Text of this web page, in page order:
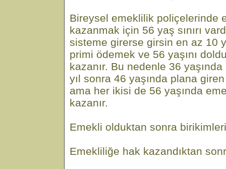
Bireysel emeklilik poliçelerinde
kazanmak için 56 yaş sınırı
sisteme girerse girsin en az 10
primi ödemek ve 56 yaşını
kazanır. Bu nedenle 36
yıl sonra 46 yaşında plana
ama her ikisi de 56 yaşında
kazanır.
Emekli olduktan sonra
Emekliliğe hak kazandıktan